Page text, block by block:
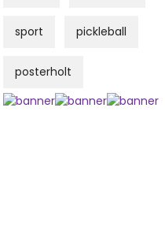
sport pickleball
posterholt